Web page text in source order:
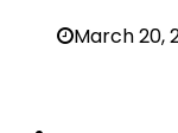
March 20,